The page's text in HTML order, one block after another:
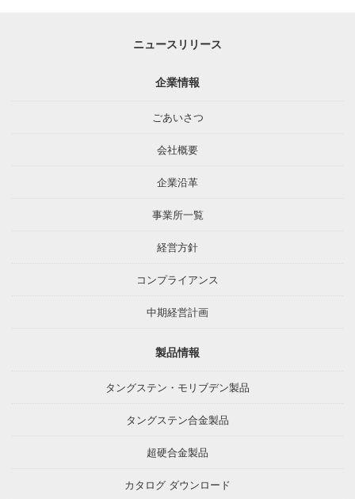
ニュースリリース
企業情報
ごあいさつ
会社概要
企業沿革
事業所一覧
経営方針
コンプライアンス
中期経営計画
製品情報
タングステン・モリブデン製品
タングステン合金製品
超硬合金製品
カタログ ダウンロード